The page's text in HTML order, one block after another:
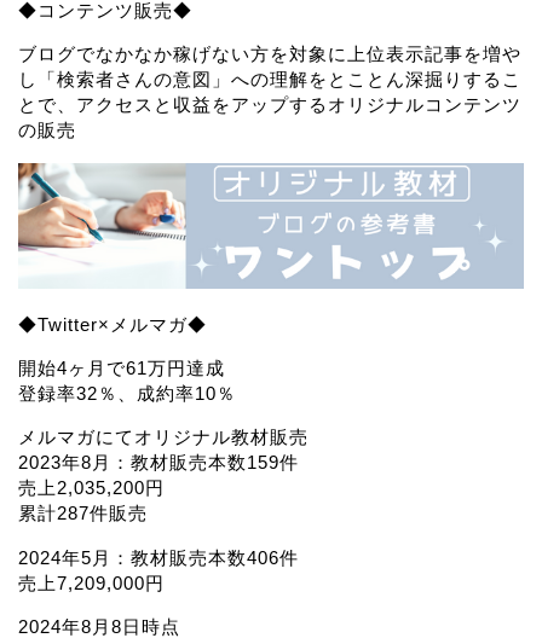
◆コンテンツ販売◆
ブログでなかなか稼げない方を対象に上位表示記事を増や
し「検索者さんの意図」への理解をとことん深掘りするこ
とで、アクセスと収益をアップするオリジナルコンテンツ
の販売
◆Twitter×メルマガ◆
開始4ヶ月で61万円達成
登録率32％、成約率10％
メルマガにてオリジナル教材販売
2023年8月：教材販売本数159件
売上2,035,200円
累計287件販売
2024年5月：教材販売本数406件
売上7,209,000円
2024年8月8日時点